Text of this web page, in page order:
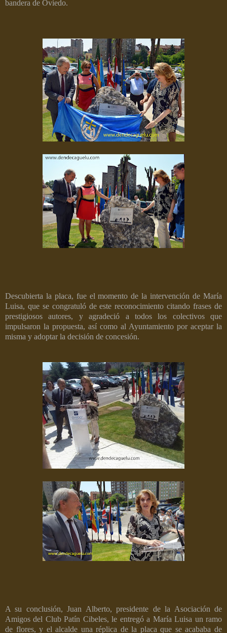
bandera de Oviedo.
Descubierta la placa, fue el momento de la intervención de María
Luisa, que se congratuló de este reconocimiento citando frases de
prestigiosos autores, y agradeció a todos los colectivos que
impulsaron la propuesta, así como al Ayuntamiento por aceptar la
misma y adoptar la decisión de concesión.
A su conclusión, Juan Alberto, presidente de la Asociación de
Amigos del Club Patín Cibeles, le entregó a María Luisa un ramo
de flores, y el alcalde una réplica de la placa que se acababa de